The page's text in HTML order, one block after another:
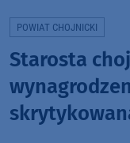
POWIAT CHOJNICKI
Starosta